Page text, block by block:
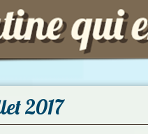
2017